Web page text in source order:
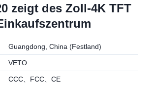
zeigt des Zoll-4K TFT
Guangdong, China (Festland)
VETO
CCC、FCC、CE